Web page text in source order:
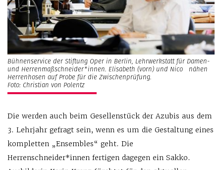
Bühnenservice der Stiftung Oper in Berlin, Lehrwerkstatt für Damen-
und Herrenmaßschneider*innen. Elisabeth (vorn) und Nico nähen
Herrenhosen auf Probe für die Zwischenprüfung.
Foto: Christian von Polentz
Die werden auch beim Gesellenstück der Azubis aus dem
3. Lehrjahr gefragt sein, wenn es um die Gestaltung eines
kompletten „Ensembles“ geht. Die
Herrenschneider*innen fertigen dagegen ein Sakko.